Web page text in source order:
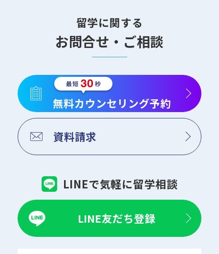
留学に関する
お問合せ・ご相談
無料カウンセリング予約
資料請求
LINEで気軽に留学相談
LINE友だち登録